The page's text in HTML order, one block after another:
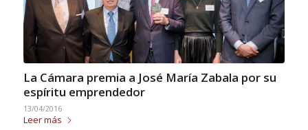
La Cámara premia a José María Zabala por su
espíritu emprendedor
13/04/2016
Leer más